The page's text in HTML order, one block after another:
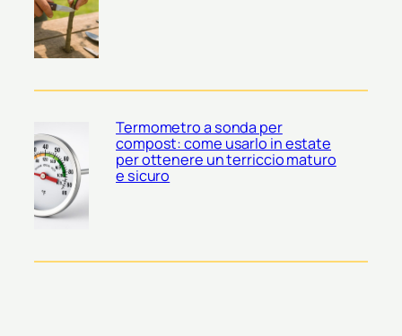
Termometro a sonda per
compost: come usarlo in estate
per ottenere un terriccio maturo
e sicuro